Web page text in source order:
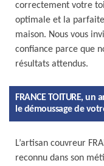
correctement votre
optimale et la
maison. Nous vous
confiance parce que
résultats attendus.
FRANCE TOITURE,
le démoussage de
L’artisan couvreur
reconnu dans son